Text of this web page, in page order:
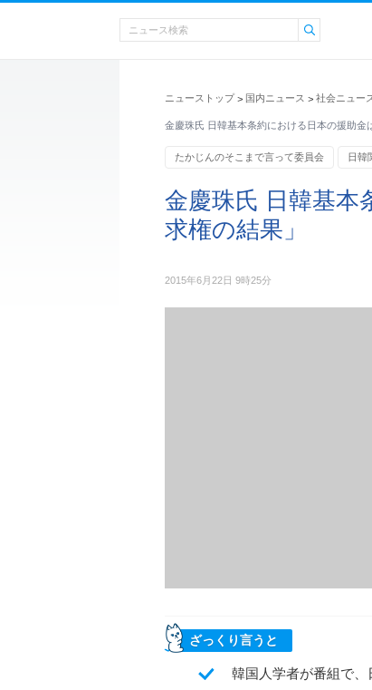
ニューストップ > 国内ニュース > 社会ニュー
金慶珠氏 日韓基本条約における日本の援助金
たかじんのそこまで言って委員会 日韓
金慶珠氏 日韓基本
求権の結果」
2015年6月22日 9時25分
ざっくり言うと
韓国人学者が番組で